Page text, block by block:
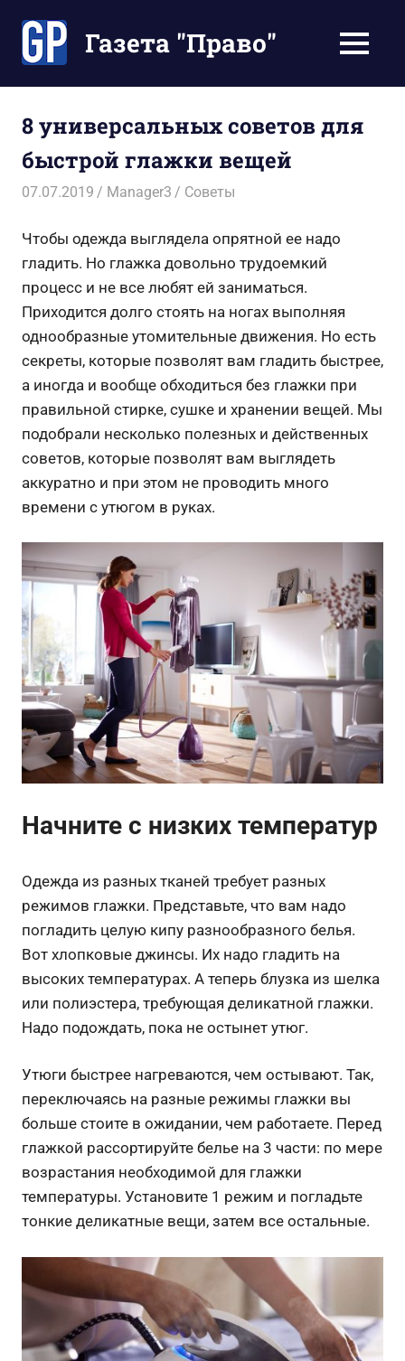
содержимомуГазета "Право"
экономят
Ваше
время
МЕНЮ
8 универсальных советов для
быстрой глажки вещей
07.07.2019 Manager3 Советы
Чтобы одежда выглядела опрятной ее надо
гладить. Но глажка довольно трудоемкий
процесс и не все любят ей заниматься.
Приходится долго стоять на ногах выполняя
однообразные утомительные движения. Но есть
секреты, которые позволят вам гладить быстрее,
а иногда и вообще обходиться без глажки при
правильной стирке, сушке и хранении вещей. Мы
подобрали несколько полезных и действенных
советов, которые позволят вам выглядеть
аккуратно и при этом не проводить много
времени с утюгом в руках.
Начните с низких температур
Одежда из разных тканей требует разных
режимов глажки. Представьте, что вам надо
погладить целую кипу разнообразного белья.
Вот хлопковые джинсы. Их надо гладить на
высоких температурах. А теперь блузка из шелка
или полиэстера, требующая деликатной глажки.
Надо подождать, пока не остынет утюг.
Утюги быстрее нагреваются, чем остывают. Так,
переключаясь на разные режимы глажки вы
больше стоите в ожидании, чем работаете. Перед
глажкой рассортируйте белье на 3 части: по мере
возрастания необходимой для глажки
температуры. Установите 1 режим и погладьте
тонкие деликатные вещи, затем все остальные.